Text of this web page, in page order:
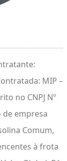
MIP –
no CNPJ Nº
de empresa
Comum,
à frota